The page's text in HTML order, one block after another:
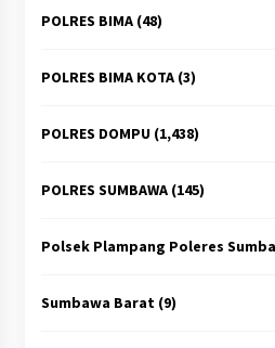
POLRES BIMA(48)
POLRES BIMA KOTA(3)
POLRES DOMPU(1,438)
POLRES SUMBAWA(145)
Polsek Plampang Poleres
Sumbawa Barat(9)